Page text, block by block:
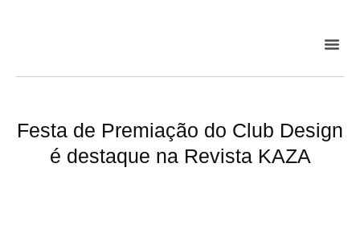
Festa de Premiação do Club Design
é destaque na Revista KAZA